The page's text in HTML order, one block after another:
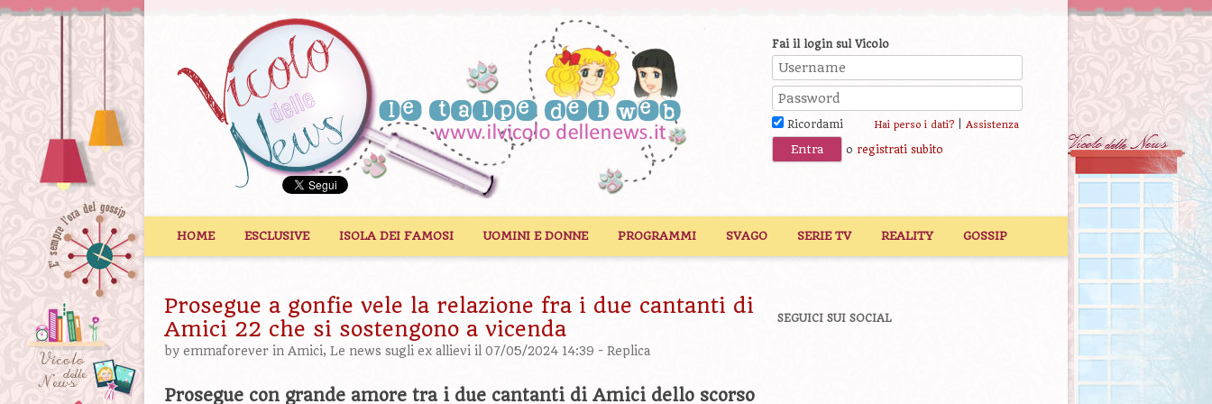
Fai il login sul Vicolo
Ricordami Hai perso i dati?| Assistenza
o registrati subito
HOME ESCLUSIVE ISOLA DEI FAMOSI UOMINI E DONNE PROGRAMMI SVAGO SERIE TV REALITY GOSSIP
Prosegue a gonfie vele la relazione fra i due cantanti di
Amici 22 che si sostengono a vicenda
by emmaforever in Amici, Le news sugli ex allievi il 07/05/2024 14:39 - Replica
Prosegue con grande amore tra i due cantanti di Amici dello scorso
SEGUICI SUI SOCIAL